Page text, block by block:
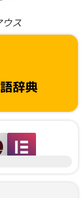
ス
辞典